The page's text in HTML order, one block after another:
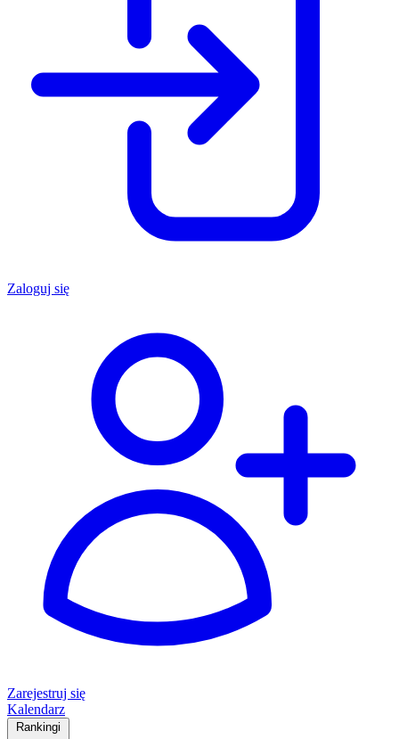
Zaloguj się
Zarejestruj się
Kalendarz
Rankingi